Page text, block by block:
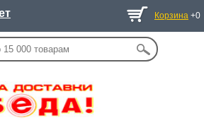
Корзина +0